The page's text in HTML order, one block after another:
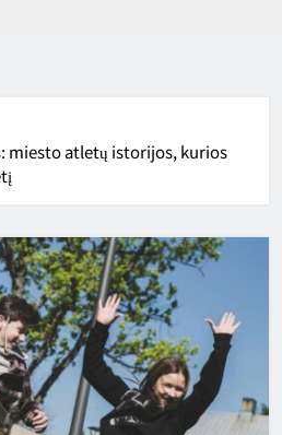
miesto atletų istorijos, kurios